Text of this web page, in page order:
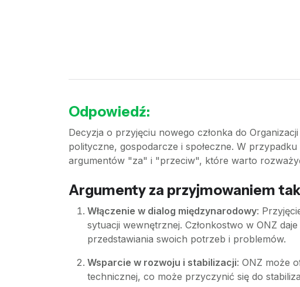
Odpowiedź:
Decyzja o przyjęciu nowego członka do
polityczne, gospodarcze i społeczne. W
argumentów "za" i "przeciw", które warto
Argumenty za przyjmowaniem
Włączenie w dialog międzynarodowy:
sytuacji wewnętrznej. Członkostwo w ONZ
przedstawiania swoich potrzeb i problemów.
Wsparcie w rozwoju i stabilizacji: ONZ może
technicznej, co może przyczynić się do